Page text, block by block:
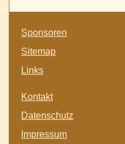
Navigation
überspringen
Sponsoren
Sitemap
Links
Navigation
überspringen
Kontakt
Datenschutz
Impressum